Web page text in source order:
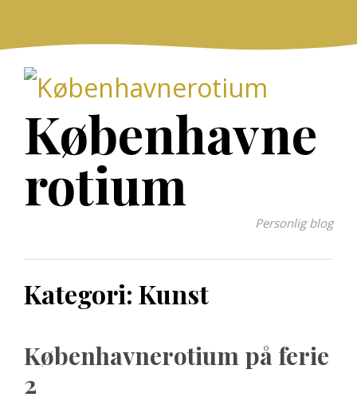
content
Københavne
rotium
Personlig blog
Kategori: Kunst
Københavnerotium på ferie
2